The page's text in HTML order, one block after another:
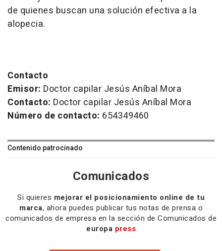
de quienes buscan una solución efectiva a la
alopecia.
Contacto
Emisor: Doctor capilar Jesús Aníbal Mora
Contacto: Doctor capilar Jesús Aníbal Mora
Número de contacto: 654349460
Contenido patrocinado
Comunicados
Si quieres mejorar el posicionamiento online de tu
marca, ahora puedes publicar tus notas de prensa o
comunicados de empresa en la sección de Comunicados de
europa press